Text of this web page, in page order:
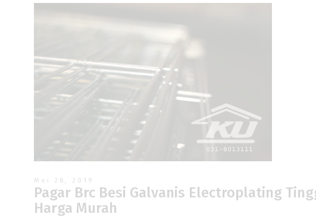
Mei 28, 2019
Pagar Brc Besi Galvanis Electroplating
Harga Murah